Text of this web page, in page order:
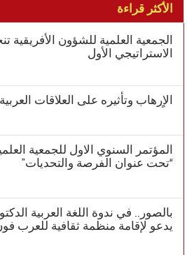
الأكثر قراءة
الجمعية العلمية للشؤون الأفريقية
الاستراتيجي الأول
الاٍرهاب وتأثيره على العلاقات
المؤتمر السنوي الاول للجمعية
“تحت عنوان الفرصة والتحديات”
بالصور.. في ندوة اللغة العربية
يدعو لإقامة منظمة ثقافية للعرب